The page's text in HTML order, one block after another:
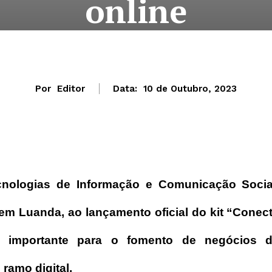
online
Por Editor Data: 10 de Outubro, 2023
de Informação e Comunicação
Luanda, ao lançamento oficial do kit
importante para o fomento de negócios
digital.